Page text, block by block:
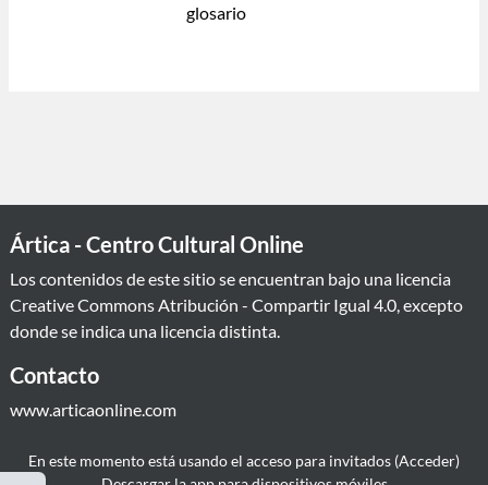
glosario
Ártica - Centro Cultural Online
Los contenidos de este sitio se encuentran bajo una licencia
Creative Commons Atribución - Compartir Igual 4.0, excepto
donde se indica una licencia distinta.
Contacto
www.articaonline.com
En este momento está usando el acceso para invitados (Acceder)